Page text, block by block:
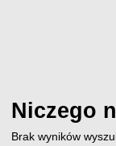
Niczego
Brak wyników